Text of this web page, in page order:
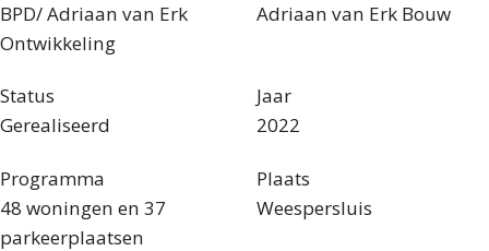
BPD/ Adriaan van Erk
Ontwikkeling
Adriaan van Erk Bouw
Status
Gerealiseerd
Jaar
2022
Programma
48 woningen en 37
parkeerplaatsen
Plaats
Weespersluis